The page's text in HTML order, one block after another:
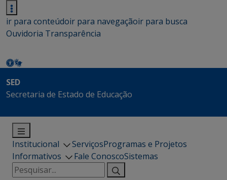
ir para conteúdoir para navegaçãoir para busca
Ouvidoria Transparência
SED
Secretaria de Estado de Educação
Institucional ServiçosProgramas e Projetos
Informativos
Fale ConoscoSistemas
Pesquisar